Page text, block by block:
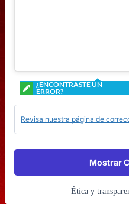
¿ENCONTRASTE UN
ERROR?
Revisa nuestra página de
Mostrar
Ética y